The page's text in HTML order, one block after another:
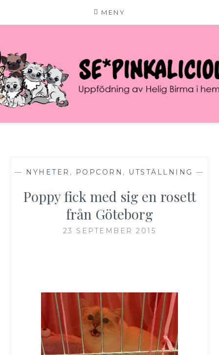
MENY
innehåll
SE*PINKALICIOUS
VÄLKOMMEN TILL VÅR LILLA KATTERIA!
— NYHETER , POPCORN , UTSTÄLLNING —
Poppy fick med sig en rosett
från Göteborg
23 SEPTEMBER 2015